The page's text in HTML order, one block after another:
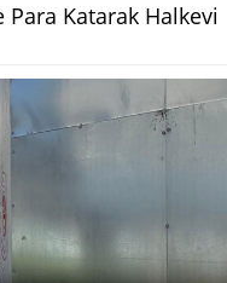
Para Katarak Halkevi